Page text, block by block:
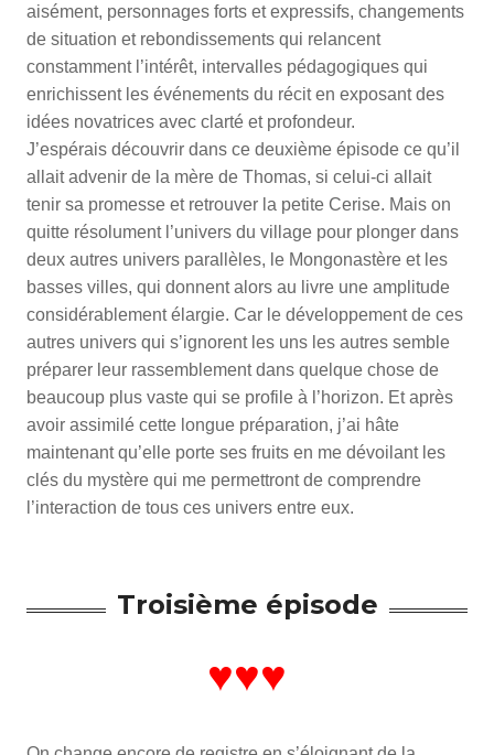
aisément, personnages forts et expressifs, changements
de situation et rebondissements qui relancent
constamment l’intérêt, intervalles pédagogiques qui
enrichissent les événements du récit en exposant des
idées novatrices avec clarté et profondeur.
J’espérais découvrir dans ce deuxième épisode ce qu’il
allait advenir de la mère de Thomas, si celui-ci allait
tenir sa promesse et retrouver la petite Cerise. Mais on
quitte résolument l’univers du village pour plonger dans
deux autres univers parallèles, le Mongonastère et les
basses villes, qui donnent alors au livre une amplitude
considérablement élargie. Car le développement de ces
autres univers qui s’ignorent les uns les autres semble
préparer leur rassemblement dans quelque chose de
beaucoup plus vaste qui se profile à l’horizon. Et après
avoir assimilé cette longue préparation, j’ai hâte
maintenant qu’elle porte ses fruits en me dévoilant les
clés du mystère qui me permettront de comprendre
l’interaction de tous ces univers entre eux.
Troisième épisode
♥♥♥